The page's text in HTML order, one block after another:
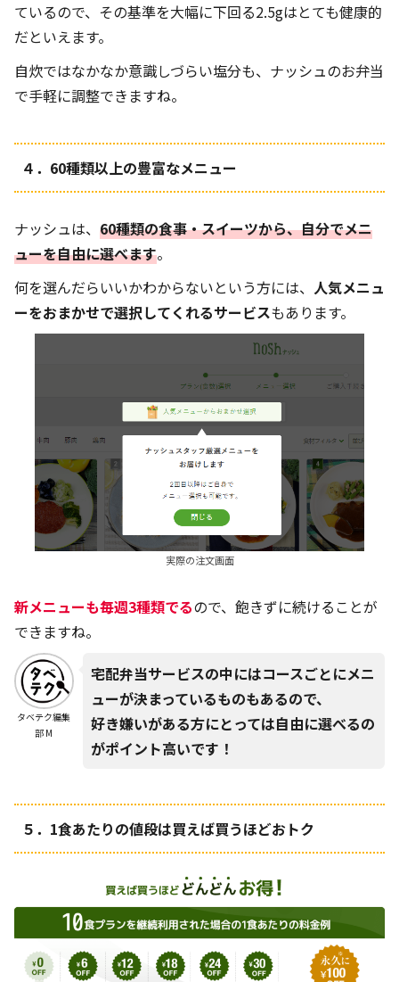
ているので、その基準を大幅に下回る2.5gはとても健康的
だといえます。
自炊ではなかなか意識しづらい塩分も、ナッシュのお弁当
で手軽に調整できますね。
４．60種類以上の豊富なメニュー
ナッシュは、 60種類の食事・スイーツから、自分でメニ
ューを自由に選べます。
何を選んだらいいかわからないという方には、 人気メニュ
ーをおまかせで選択してくれるサービスもあります。
実際の注文画面
新メニューも毎週3種類でるので、飽きずに続けることが
できますね。
タベテク編集
部 M
宅配弁当サービスの中にはコースごとにメニ
ューが決まっているものもあるので、
好き嫌いがある方にとっては自由に選べるの
がポイント高いです！
５．1食あたりの値段は買えば買うほどおトク